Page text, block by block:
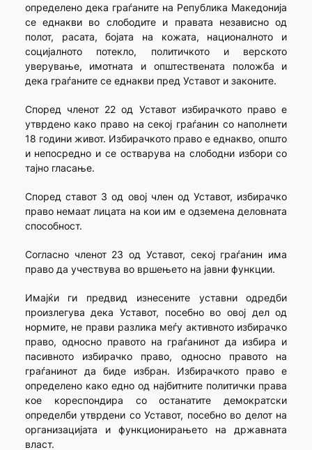
определено дека граѓаните на Република Македонија
се еднакви во слободите и правата независно од
полот, расата, бојата на кожата, националното и
социјалното потекло, политичкото и верското
уверување, имотната и општествената положба и
дека граѓаните се еднакви пред Уставот и законите.
Според членот 22 од Уставот избирачкото право е
утврдено како право на секој граѓанин со наполнети
18 години живот. Избирачкото право е еднакво, општо
и непосредно и се остварува на слободни избори со
тајно гласање.
Според ставот 3 од овој член од Уставот, избирачко
право немаат лицата на кои им е одземена деловната
способност.
Согласно членот 23 од Уставот, секој граѓанин има
право да учествува во вршењето на јавни функции.
Имајќи ги предвид изнесените уставни одредби
произлегува дека Уставот, посебно во овој дел од
нормите, не прави разлика меѓу активното избирачко
право, односно правото на граѓанинот да избира и
пасивното избирачко право, односно правото на
граѓанинот да биде избран. Избирачкото право е
определено како едно од најбитните политички права
кое кореспондира со останатите демократски
определби утврдени со Уставот, посебно во делот на
организацијата и функционирањето на државната
власт.